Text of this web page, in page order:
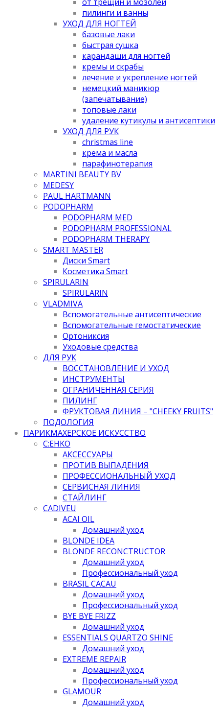
пилинги и ванны
УХОД ДЛЯ НОГТЕЙ
базовые лаки
быстрая сушка
карандаши для ногтей
кремы и скрабы
лечение и укрепление ногтей
немецкий маникюр
(запечатывание)
топовые лаки
удаление кутикулы и антисептики
УХОД ДЛЯ РУК
christmas line
крема и масла
парафинотерапия
MARTINI BEAUTY BV
MEDESY
PAUL HARTMANN
PODOPHARM
PODOPHARM MED
PODOPHARM PROFESSIONAL
PODOPHARM THERAPY
SMART MASTER
Диски Smart
Косметика Smart
SPIRULARIN
SPIRULARIN
VLADMIVA
Вспомогательные антисептические
Вспомогательные гемостатические
Ортониксия
Уходовые средства
ДЛЯ РУК
ВОССТАНОВЛЕНИЕ И УХОД
ИНСТРУМЕНТЫ
ОГРАНИЧЕННАЯ СЕРИЯ
ПИЛИНГ
ФРУКТОВАЯ ЛИНИЯ – "CHEEKY FRUITS"
ПОДОЛОГИЯ
ПАРИКМАХЕРСКОЕ ИСКУССТВО
C:EHKO
АКСЕССУАРЫ
ПРОТИВ ВЫПАДЕНИЯ
ПРОФЕССИОНАЛЬНЫЙ УХОД
СЕРВИСНАЯ ЛИНИЯ
СТАЙЛИНГ
CADIVEU
ACAI OIL
Домашний уход
BLONDE IDEA
BLONDE RECONCTRUCTOR
Домашний уход
Профессиональный уход
BRASIL CACAU
Домашний уход
Профессиональный уход
BYE BYE FRIZZ
Домашний уход
ESSENTIALS QUARTZO SHINE
Домашний уход
EXTREME REPAIR
Домашний уход
Профессиональный уход
GLAMOUR
Домашний уход